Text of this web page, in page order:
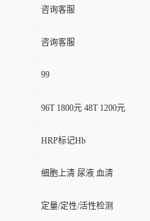
咨询客服
咨询客服
99
96T 1800元 48T 1200元
HRP标记Hb
细胞上清 尿液 血清
定量/定性/活性检测